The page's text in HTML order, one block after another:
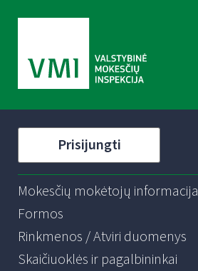
Prisijungti
Mokesčių mokėtojų informacija
Formos
Rinkmenos / Atviri duomenys
Skaičiuoklės ir pagalbininkai